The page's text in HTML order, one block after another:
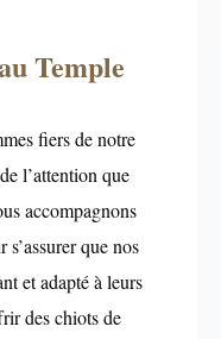
Temple
fiers de notre
l’attention que
accompagnons
que nos
et adapté à leurs
des chiots de